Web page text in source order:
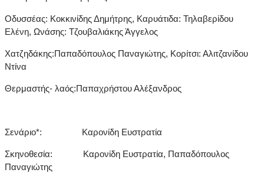
Οδυσσέας: Κοκκινίδης Δημήτρης, Καρυάτιδα: Τηλαβερίδου
Ελένη, Ωνάσης: Τζουβαλιάκης Άγγελος
Χατζηδάκης:Παπαδόπουλος Παναγιώτης, Κορίτσι: Αλιτζανίδου
Ντίνα
Θερμαστής- λαός:Παπαχρήστου Αλέξανδρος
Σενάριο*: Καρονίδη Ευστρατία
Σκηνοθεσία: Καρονίδη Ευστρατία, Παπαδόπουλος
Παναγιώτης